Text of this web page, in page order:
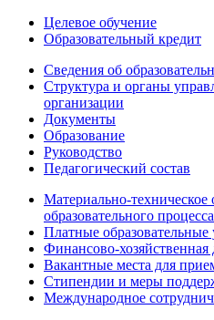
Целевое обучение
Образовательный кредит
Сведения об
Структура и органы
организации
Документы
Образование
Руководство
Педагогический состав
Материально-
образовательного
Платные образовательные
Финансово-хозяйственная
Вакантные места для
Стипендии и меры
Международное